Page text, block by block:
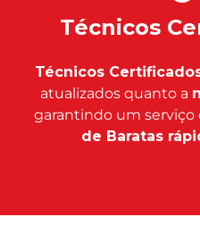
Técnicos
Técnicos
atualizados quanto a
garantindo um serviço
de Baratas